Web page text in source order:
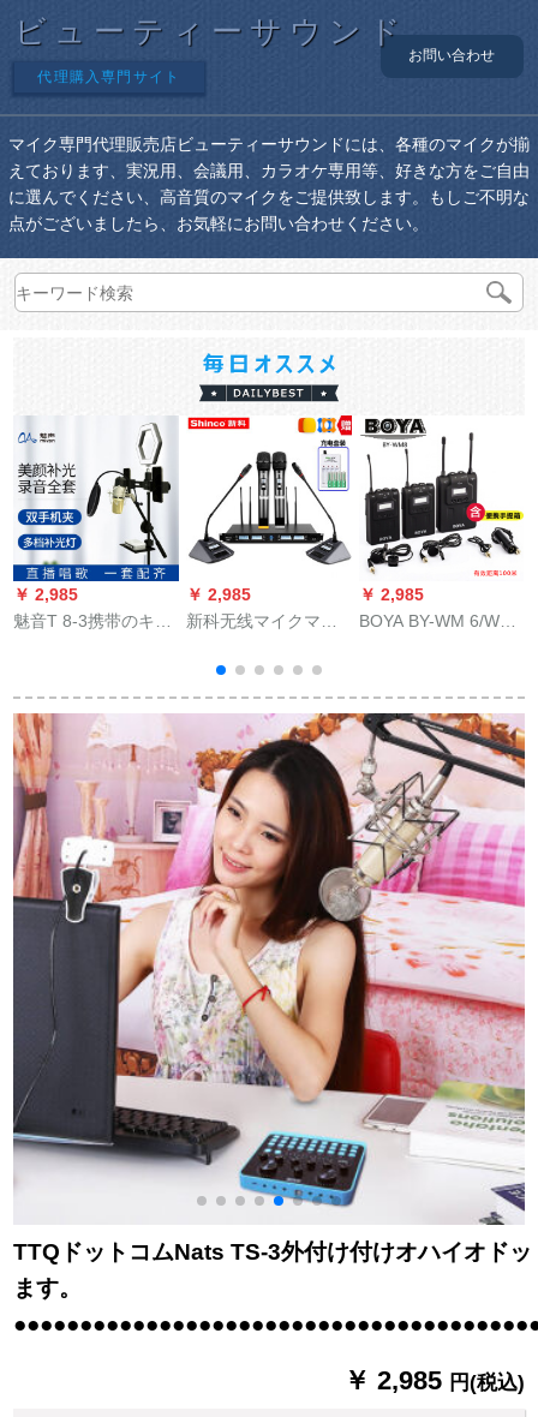
ビューティーサウンド
代理購入専門サイト
お問い合わせ
マイク専門代理販売店ビューティーサウンドには、各種のマイクが揃
えております、実況用、会議用、カラオケ専用等、好きな方をご自由
に選んでください、高音質のマイクをご提供致します。もしご不明な
点がございましたら、お気軽にお問い合わせください。
￥ 2,985
魅音T 8-3携带のキャ
の速さの手の动き回
る音の専门の生放送
の设备の全セトの歌
を歌って录音するの
は、表のマイクのコ
ーンピルといいま
す。
￥ 2,985
新科无线マイクマイ
波数调节音が鸣りま
す。専门会议のデカ
ストには、襟を持っ
て、ガチショウの首
を胁かすKTVスピリ
ット会员がトレニン
グ2会议を行う。
￥ 2,985
BOYA BY-WM 6/WM
カメラvsロゴ动画撮
影集音携帯生放送麦
BY-WM 8ズルハチ
TTQドットコムNats TS-3外付け付けオハイオド
ます。
￥ 2,985 円(税込)